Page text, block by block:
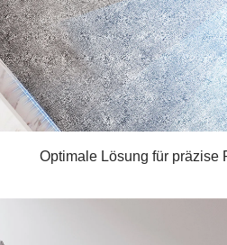
Optimale Lösung für präzise